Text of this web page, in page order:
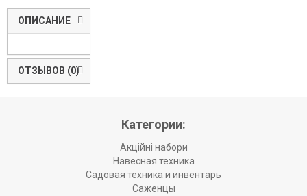
ОПИСАНИЕ
ОТЗЫВОВ (0)
Категории:
Акційні набори
Навесная техника
Садовая техника и инвентарь
Саженцы